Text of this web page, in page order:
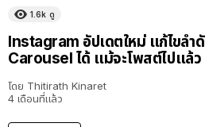
1.6k ดู
Instagram อัปเดตใหม่ แก้ไขลำ
Carousel ได้ แม้จะโพสต์ไปแล้ว
โดย Thitirath Kinaret
4 เดือนที่แล้ว